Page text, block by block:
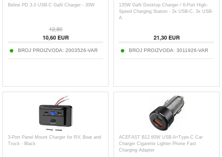
Beline PD 3.0 USB-C GaN Charger - 30W
12,80
10,60EUR
BROJ PROIZVODA: 2003526-VAR
135W GaN Desktop Charger / 6-Port High-
Speed Charging Station - 3x USB-C, 3x USB-
A
21,30EUR
BROJ PROIZVODA: 3011926-VAR
3-Port Panel Mount Charger for RV, Boat and
Truck - Black
ACEFAST B12 60W USB-A+Type-C Car
Charger Cigarette Lighter Phone Fast
Charging Adapter